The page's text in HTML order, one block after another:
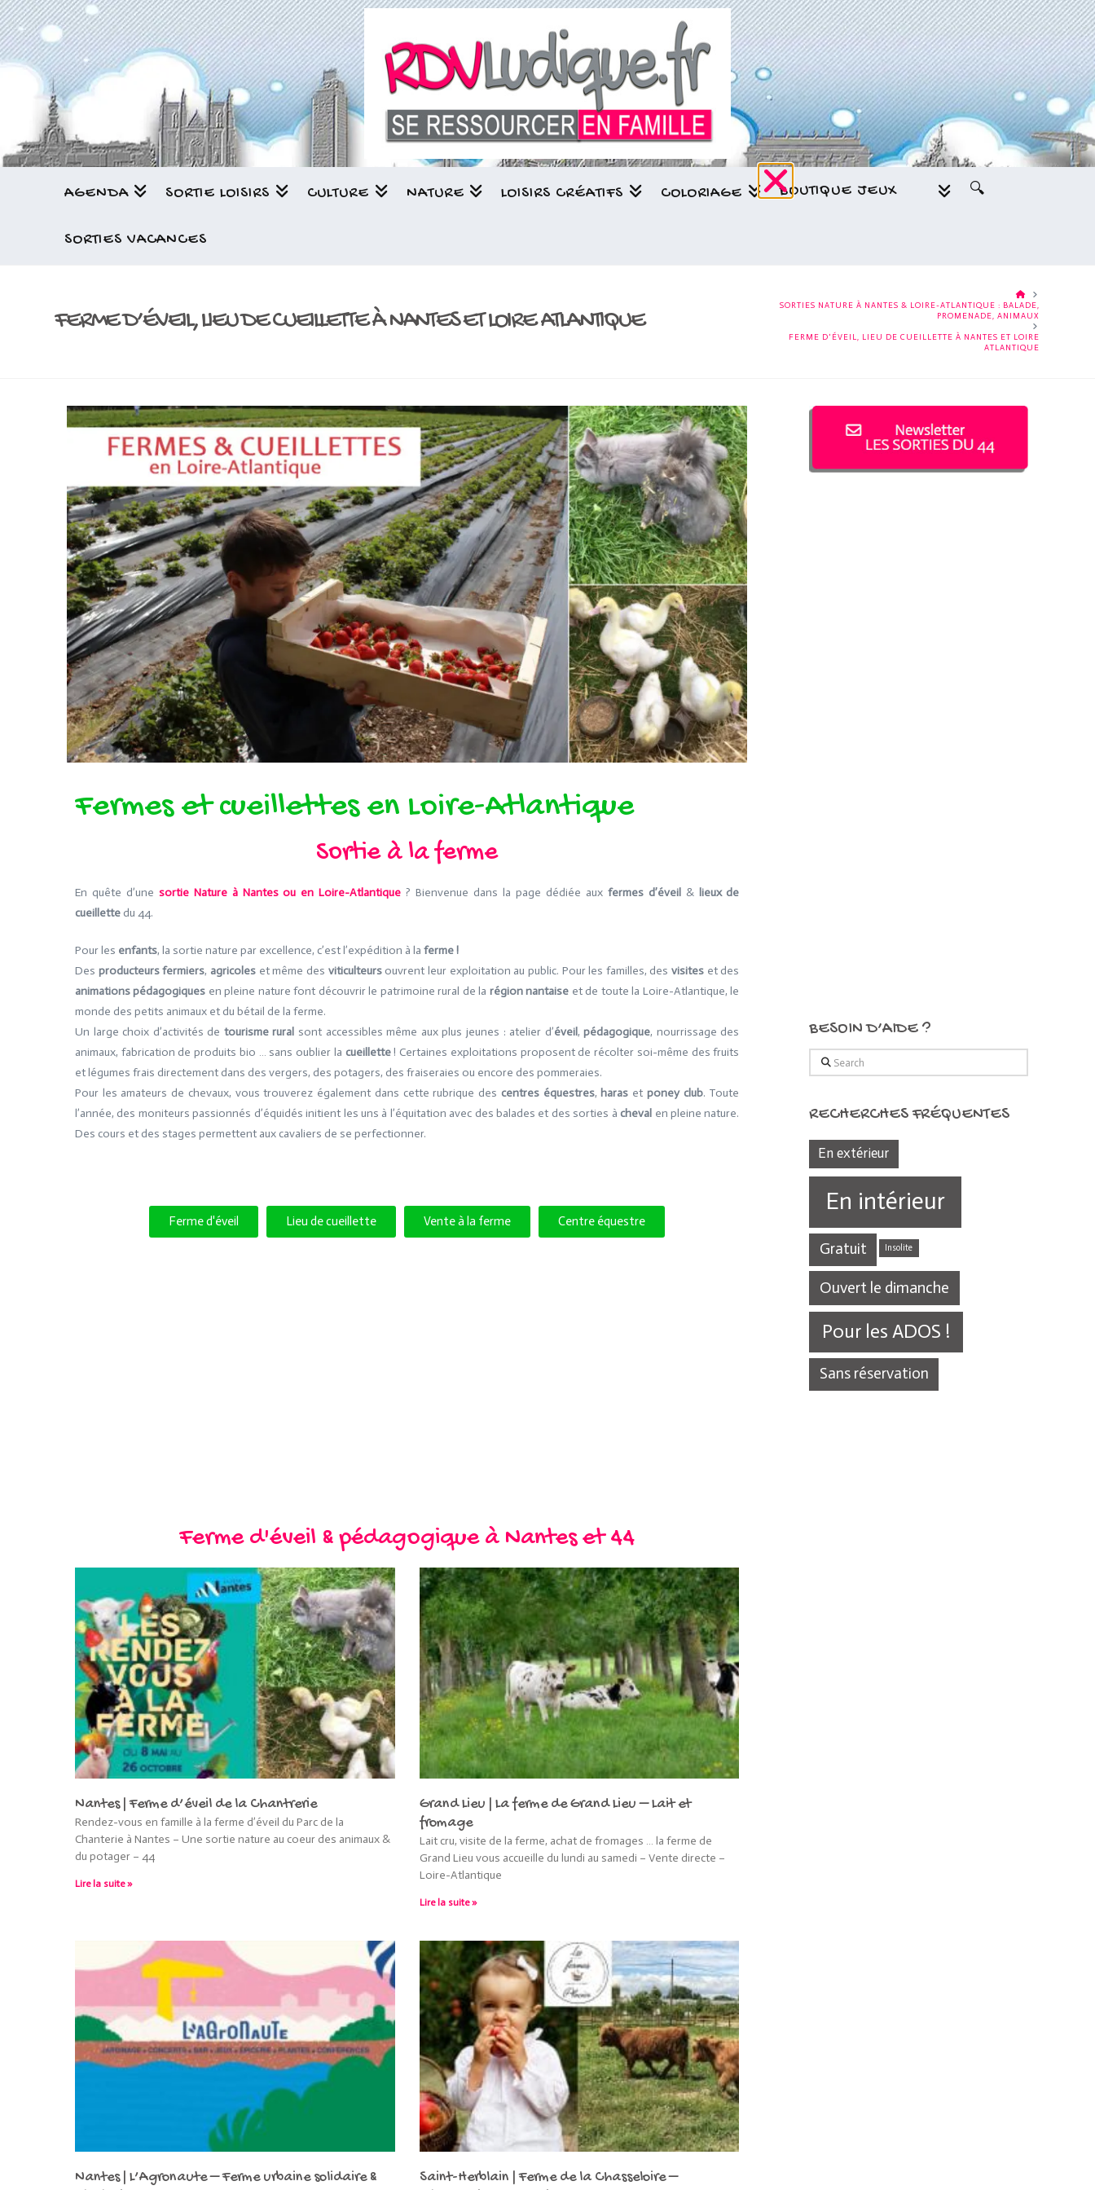
AGENDA SORTIE LOISIRS CULTURE NATURE LOISIRS CRÉATIFS COLORIAGE BOUTIQUE JEUX 🔍
SORTIES VACANCES
FERME D’ÉVEIL, LIEU DE CUEILLETTE À NANTES ET LOIRE ATLANTIQUE
HOME
SORTIES NATURE À NANTES & LOIRE-ATLANTIQUE : BALADE,
PROMENADE, ANIMAUX
FERME D'ÉVEIL, LIEU DE CUEILLETTE À NANTES ET LOIRE
ATLANTIQUE
Fermes et cueillettes en Loire-Atlantique
Sortie à la ferme
En quête d’une sortie Nature à Nantes ou en Loire-Atlantique ? Bienvenue dans la page dédiée aux fermes d’éveil & lieux de
cueillette du 44.
Pour les enfants, la sortie nature par excellence, c’est l’expédition à la ferme !
Des producteurs fermiers, agricoleset même des viticulteursouvrent leur exploitation au public. Pour les familles, desvisites et des
animations pédagogiques en pleine nature font découvrir le patrimoine rural de la région nantaise et de toute la Loire-Atlantique, le
monde des petits animaux et du bétail de la ferme.
Un large choix d’activités de tourisme rural sont accessibles même aux plus jeunes : atelier d’éveil,pédagogique, nourrissage des
animaux, fabrication de produits bio … sans oublier la cueillette! Certaines exploitations proposent de récolter soi-même des fruits
et légumes frais directement dans des vergers, des potagers, des fraiseraies ou encore des pommeraies.
Pour les amateurs de chevaux, vous trouverez également dans cette rubrique des centres équestres, haras et poney club. Toute
l’année, des moniteurs passionnés d’équidés initient les uns à l’équitation avec des balades et des sorties àcheval en pleine nature.
Des cours et des stages permettent aux cavaliers de se perfectionner.
Ferme d'éveil Lieu de cueillette Vente à la ferme Centre équestre
Ferme d'éveil & pédagogique à Nantes et 44
Nantes | Ferme d’éveil de la Chantrerie
Rendez-vous en famille à la ferme d’éveil du Parc de la
Chanterie à Nantes – Une sortie nature au coeur des animaux &
du potager – 44
Lire la suite »
Grand Lieu | La ferme de Grand Lieu – Lait et
fromage
Lait cru, visite de la ferme, achat de fromages … la ferme de
Grand Lieu vous accueille du lundi au samedi – Vente directe –
Loire-Atlantique
Lire la suite »
Nantes | L’Agronaute – Ferme urbaine solidaire &
Saint-Herblain | Ferme de la Chasseloire –
BESOIN D’AIDE ?
Search
RECHERCHES FRÉQUENTES
En extérieur
En intérieur
Gratuit Insolite
Ouvert le dimanche
Pour les ADOS !
Sans réservation